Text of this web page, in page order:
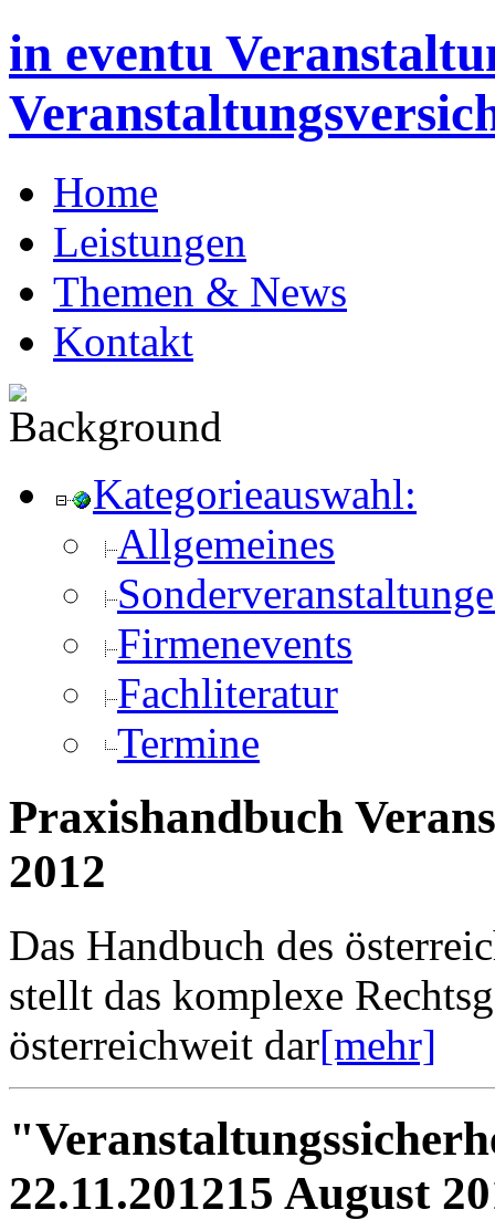
in eventu
Home
Leistungen
Themen & News
Kontakt
Kategorieauswahl:
Allgemeines
Firmenevents
Fachliteratur
Termine
Praxishandbuch
2012
Das Handbuch des
stellt das komplexe
österreichweit dar[mehr]
22.11.201215 August